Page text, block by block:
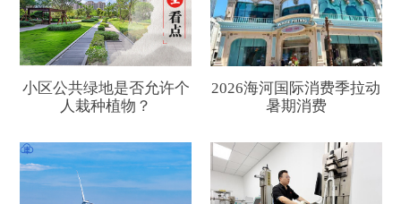
小区公共绿地是否允许个
人栽种植物？
2026海河国际消费季拉动
暑期消费